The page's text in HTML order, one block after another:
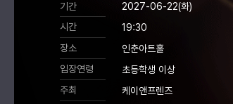
기간
2027-06-22(화)
시간
19:30
장소
인춘아트홀
입장연령
초등학생 이상
주최
케이앤프렌즈